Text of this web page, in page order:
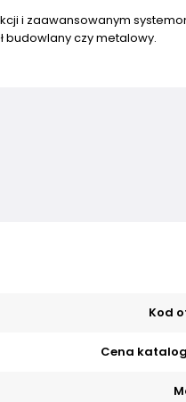
i zaawansowanym
budowlany czy metalowy.
Kod
Cena